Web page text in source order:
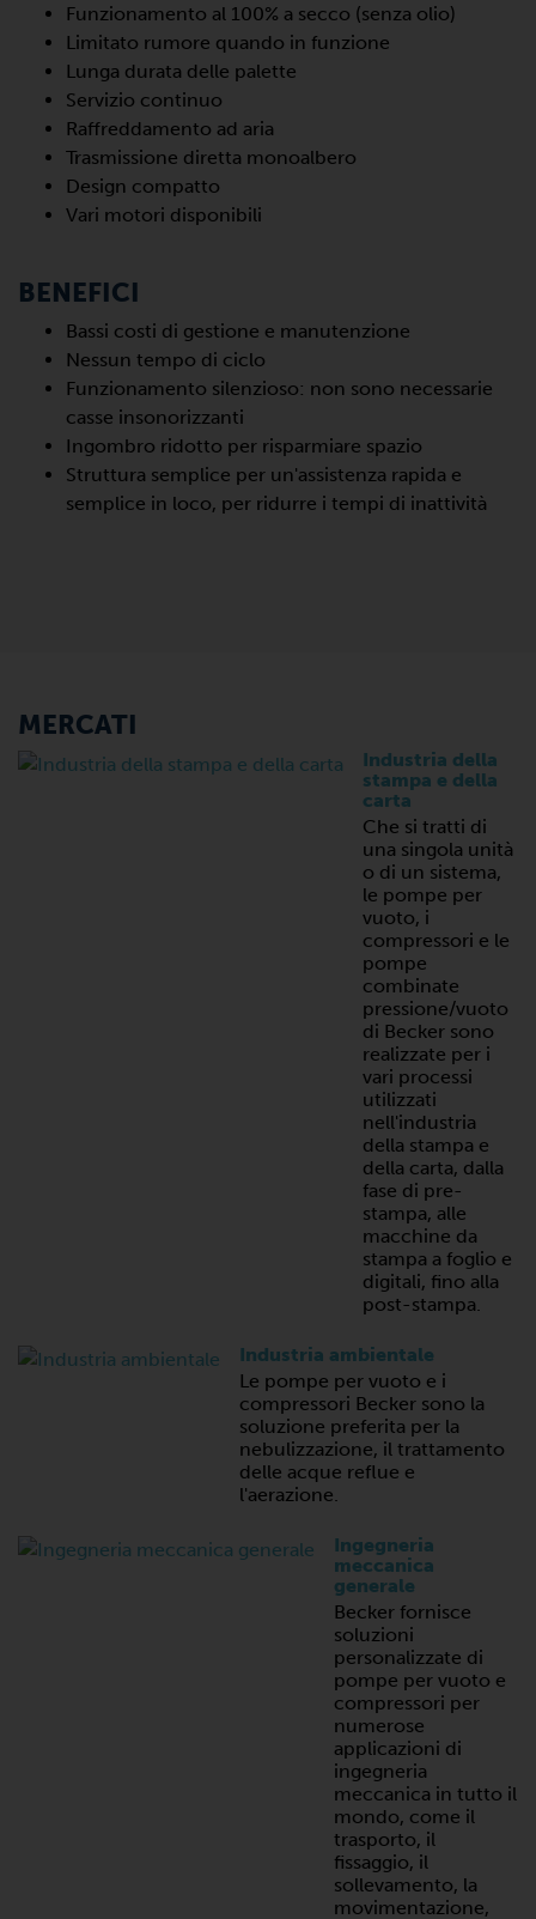
Funzionamento al 100% a secco (senza olio)
Limitato rumore quando in funzione
Lunga durata delle palette
Servizio continuo
Raffreddamento ad aria
Trasmissione diretta monoalbero
Design compatto
Vari motori disponibili
BENEFICI
Bassi costi di gestione e manutenzione
Nessun tempo di ciclo
Funzionamento silenzioso: non sono necessarie
casse insonorizzanti
Ingombro ridotto per risparmiare spazio
Struttura semplice per un'assistenza rapida e
semplice in loco, per ridurre i tempi di inattività
MERCATI
Industria della
stampa e della
carta
Che si tratti di
una singola unità
o di un sistema,
le pompe per
vuoto, i
compressori e le
pompe
combinate
pressione/vuoto
di Becker sono
realizzate per i
vari processi
utilizzati
nell'industria
della stampa e
della carta, dalla
fase di pre-
stampa, alle
macchine da
stampa a foglio e
digitali, fino alla
post-stampa.
Industria ambientale
Le pompe per vuoto e i
compressori Becker sono la
soluzione preferita per la
nebulizzazione, il trattamento
delle acque reflue e
l'aerazione.
Ingegneria
meccanica
generale
Becker fornisce
soluzioni
personalizzate di
pompe per vuoto e
compressori per
numerose
applicazioni di
ingegneria
meccanica in tutto il
mondo, come il
trasporto, il
fissaggio, il
sollevamento, la
movimentazione,